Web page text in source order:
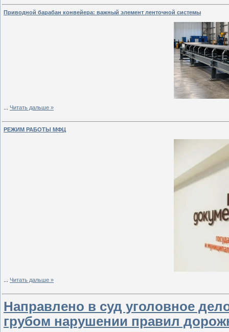
Приводной барабан конвейера: важный элемент ленточной системы
Читать дальше »
РЕЖИМ РАБОТЫ МФЦ
Читать дальше »
Направлено в суд уголовное
грубом нарушении правил